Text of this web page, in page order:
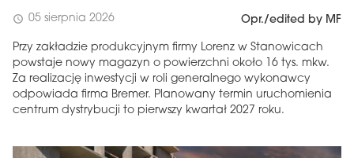
schedule 05 sierpnia 2026 Opr./edited by MF
Przy zakładzie produkcyjnym firmy Lorenz w Stanowicach
powstaje nowy magazyn o powierzchni około 16 tys. mkw.
Za realizację inwestycji w roli generalnego wykonawcy
odpowiada firma Bremer. Planowany termin uruchomienia
centrum dystrybucji to pierwszy kwartał 2027 roku.